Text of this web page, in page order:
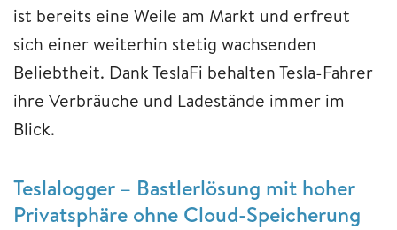
ist bereits eine Weile am Markt und erfreut
sich einer weiterhin stetig wachsenden
Beliebtheit. Dank TeslaFi behalten Tesla-Fahrer
ihre Verbräuche und Ladestände immer im
Blick.
Teslalogger – Bastlerlösung mit hoher
Privatsphäre ohne Cloud-Speicherung